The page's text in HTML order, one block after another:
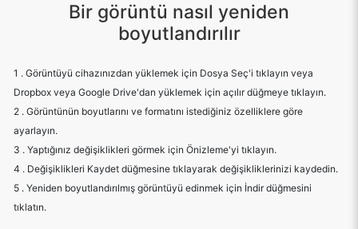
Bir görüntü nasıl yeniden
boyutlandırılır
1 . Görüntüyü cihazınızdan yüklemek için Dosya Seç'i tıklayın veya
Dropbox veya Google Drive'dan yüklemek için açılır düğmeye tıklayın.
2 . Görüntünün boyutlarını ve formatını istediğiniz özelliklere göre
ayarlayın.
3 . Yaptığınız değişiklikleri görmek için Önizleme'yi tıklayın.
4 . Değişiklikleri Kaydet düğmesine tıklayarak değişikliklerinizi kaydedin.
5 . Yeniden boyutlandırılmış görüntüyü edinmek için İndir düğmesini
tıklatın.